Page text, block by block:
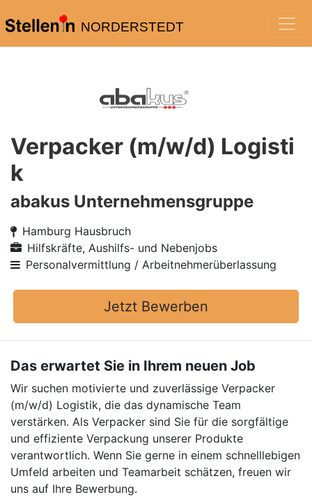
NORDERSTEDT
Verpacker (m/w/d) Logisti
k
abakus Unternehmensgruppe
Hamburg Hausbruch
Hilfskräfte, Aushilfs- und Nebenjobs
Personalvermittlung / Arbeitnehmerüberlassung
Jetzt Bewerben
Das erwartet Sie in Ihrem neuen Job
Wir suchen motivierte und zuverlässige Verpacker
(m/w/d) Logistik, die das dynamische Team
verstärken. Als Verpacker sind Sie für die sorgfältige
und effiziente Verpackung unserer Produkte
verantwortlich. Wenn Sie gerne in einem schnelllebigen
Umfeld arbeiten und Teamarbeit schätzen, freuen wir
uns auf Ihre Bewerbung.